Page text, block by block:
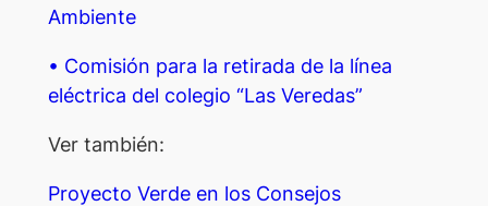
Ambiente
• Comisión para la retirada de la línea
eléctrica del colegio “Las Veredas”
Ver también:
Proyecto Verde en los Consejos